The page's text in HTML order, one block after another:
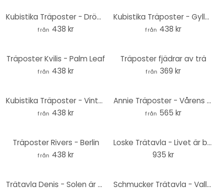
Kubistika Träposter - Drömmar på natten
från 438 kr
Kubistika Träposter - Gyllene ormbunke
från 438 kr
Träposter Kvilis - Palm Leaf
från 438 kr
Träposter fjädrar av trä
från 369 kr
Kubistika Träposter - Vintermorgon
från 438 kr
Annie Träposter - Vårens tulpaner
från 565 kr
Träposter Rivers - Berlin
från 438 kr
Loske Trätavla - Livet är bättre med en katt - 40x41,5 cm
935 kr
Trätavla Denis - Solen är nere - 40x41,5 cm
Schmucker Trätavla - Vallmo och naken - 40x41,5 cm